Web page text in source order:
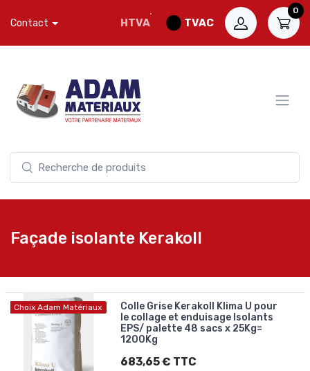
Contact HTVA TVAC
0
Façade isolante Kerakoll
Choix Adam Matériaux
Colle Grise Kerakoll Klima U pour
le collage et enduisage Isolants
EPS/ palette 48 sacs x 25Kg=
1200Kg
683,65 € TTC